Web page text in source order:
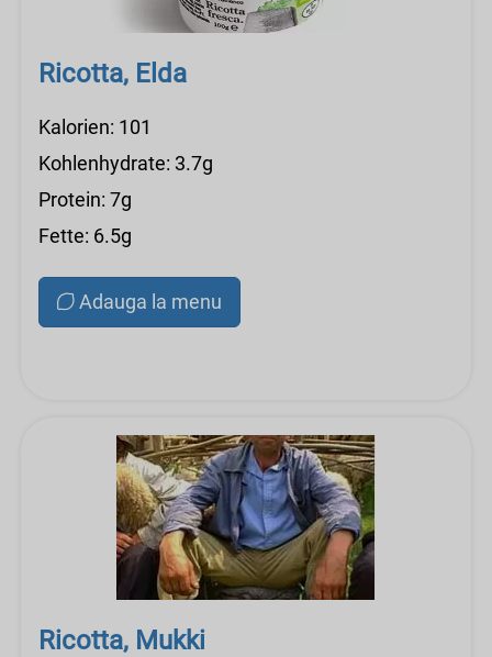
Ricotta, Elda
Kalorien: 101
Kohlenhydrate: 3.7g
Protein: 7g
Fette: 6.5g
Adauga la menu
Ricotta, Mukki